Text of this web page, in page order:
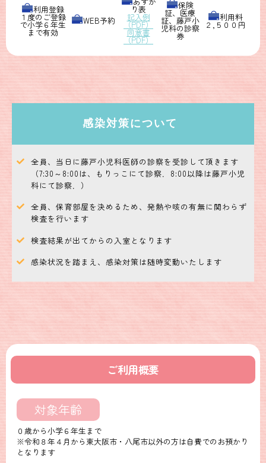
お知らせ
22:00から予約可能となります。よろしくお願いいたします。
お知らせ
今まで、もりっこでのマイナンバー保険証の読み取りができず、小
児科までご足労いただいておりました。この度、もりっこでも読み
め、暗証番号が必要となります。よろしくお願いいたします。
2025.1.29
新型コロナウイルス罹患病児のおあずかりについては、
の詳細をご確認ください。
もりっこのお知らせや日々の様子を配信していきます。
利用登録
１度のご登録
で小学６年生
まで有効
WEB予約
り表
記入例
（PDF）
同意書
（PDF）
保険
証、医療
証、藤戸小
児科の診察
券
利用料
２,５００円
感染対策について
全員、当日に藤戸小児科医師の診察を受診して頂きます
（7:30～8:00は、もりっこにて診察．8:00以降は藤戸小児
科にて診察．）
全員、保育部屋を決めるため、発熱や咳の有無に関わらず
検査を行います
検査結果が出てからの入室となります
感染状況を踏まえ、感染対策は随時変動いたします
ご利用概要
対象年齢
０歳から小学６年生まで
※令和８年４月から東大阪市・八尾市以外の方は自費でのお預かり
となります